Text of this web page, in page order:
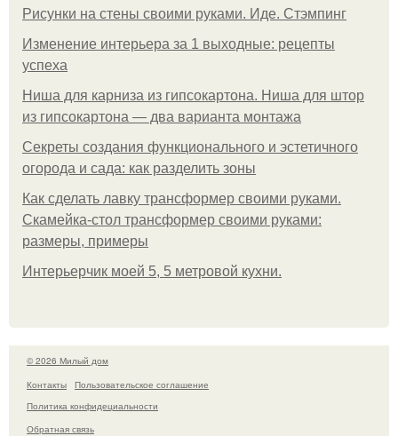
Рисунки на стены своими руками. Иде. Стэмпинг
Изменение интерьера за 1 выходные: рецепты
успеха
Ниша для карниза из гипсокартона. Ниша для штор
из гипсокартона — два варианта монтажа
Секреты создания функционального и эстетичного
огорода и сада: как разделить зоны
Как сделать лавку трансформер своими руками.
Скамейка-стол трансформер своими руками:
размеры, примеры
Интерьерчик моей 5, 5 метровой кухни.
© 2026 Милый дом
Контакты
Пользовательское соглашение
Политика конфидециальности
Обратная связь